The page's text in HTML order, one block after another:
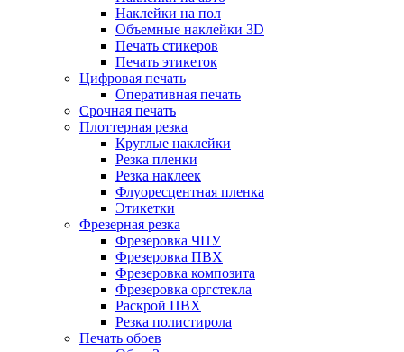
Наклейки на пол
Объемные наклейки 3D
Печать стикеров
Печать этикеток
Цифровая печать
Оперативная печать
Срочная печать
Плоттерная резка
Круглые наклейки
Резка пленки
Резка наклеек
Флуоресцентная пленка
Этикетки
Фрезерная резка
Фрезеровка ЧПУ
Фрезеровка ПВХ
Фрезеровка композита
Фрезеровка оргстекла
Раскрой ПВХ
Резка полистирола
Печать обоев